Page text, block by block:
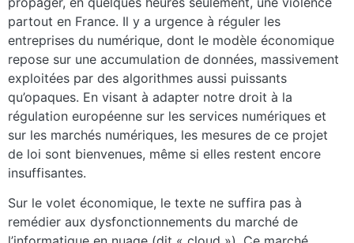
partout en France. Il y a urgence à réguler les
entreprises du numérique, dont le modèle économique
repose sur une accumulation de données, massivement
exploitées par des algorithmes aussi puissants
qu’opaques. En visant à adapter notre droit à la
régulation européenne sur les services numériques et
sur les marchés numériques, les mesures de ce projet
de loi sont bienvenues, même si elles restent encore
insuffisantes.
Sur le volet économique, le texte ne suffira pas à
remédier aux dysfonctionnements du marché de